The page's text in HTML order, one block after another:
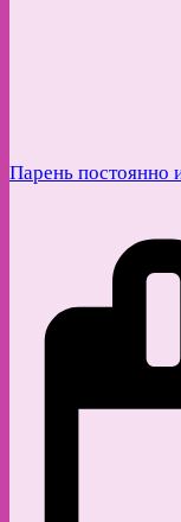
Парень постоянно